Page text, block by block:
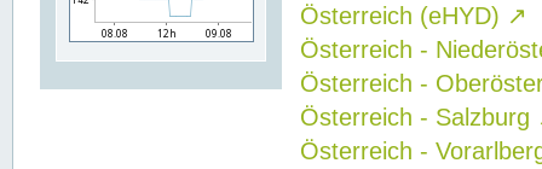
Österreich (eHYD) ↗
Österreich -
Österreich -
Österreich - Salzburg
Österreich -